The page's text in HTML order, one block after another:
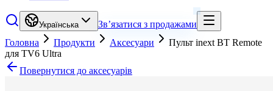
Українська
Зв’язатися з продажами
Головна
Продукти Аксесуари
Пульт inext BT Remote
для TV6 Ultra
Повернутися до аксесуарів